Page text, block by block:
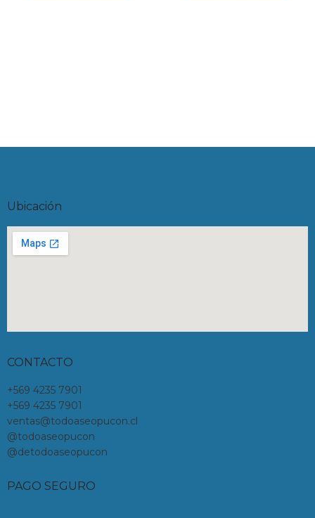
Ubicación
CONTACTO
+569 4235 7901
+569 4235 7901
ventas@todoaseopucon.cl
@todoaseopucon
@detodoaseopucon
PAGO SEGURO